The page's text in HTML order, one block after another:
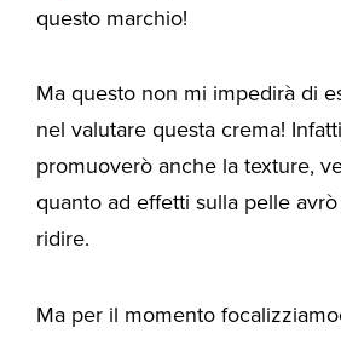
questo marchio!
Ma questo non mi impedirà di
nel valutare questa crema!
promuoverò anche la texture,
quanto ad effetti sulla pelle
ridire.
Ma per il momento